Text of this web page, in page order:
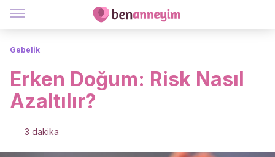
Gebelik
Erken Doğum: Risk Nasıl
Azaltılır?
3 dakika